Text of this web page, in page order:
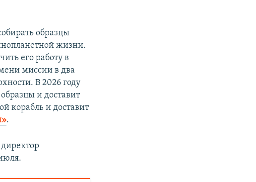
образцы
жизни.
его работу в
миссии в два
В 2026 году
и доставит
корабль и доставит
.
директор